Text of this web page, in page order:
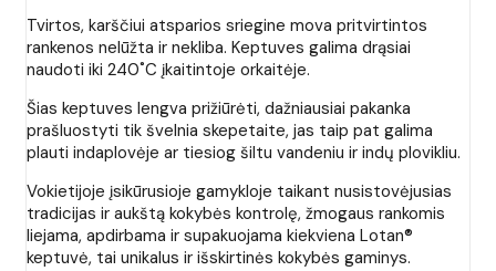
Tvirtos, karščiui atsparios sriegine mova pritvirtintos
rankenos nelūžta ir nekliba. Keptuves galima drąsiai
naudoti iki 240˚C įkaitintoje orkaitėje.
Šias keptuves lengva prižiūrėti, dažniausiai pakanka
prašluostyti tik švelnia skepetaite, jas taip pat galima
plauti indaplovėje ar tiesiog šiltu vandeniu ir indų plovikliu.
Vokietijoje įsikūrusioje gamykloje taikant nusistovėjusias
tradicijas ir aukštą kokybės kontrolę, žmogaus rankomis
liejama, apdirbama ir supakuojama kiekviena Lotan®
keptuvė, tai unikalus ir išskirtinės kokybės gaminys.